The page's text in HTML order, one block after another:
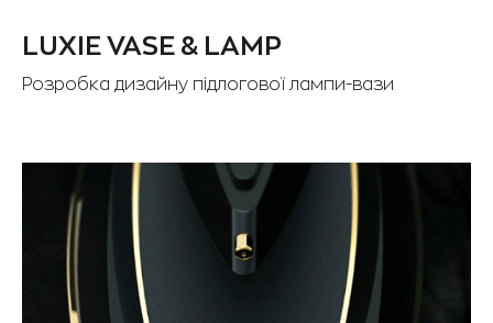
LUXIE VASE & LAMP
Розробка дизайну підлогової лампи-вази